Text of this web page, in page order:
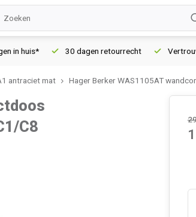
30 dagen retourrecht Vertrouwd
antraciet mat Hager Berker WAS1105AT
C8